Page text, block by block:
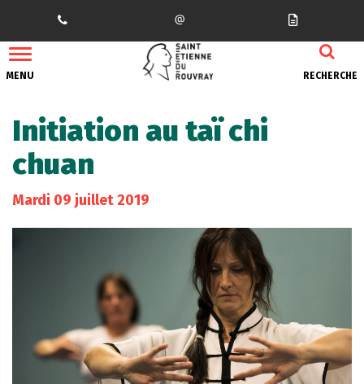
MENU RECHERCHE
Initiation au taï chi
chuan
Mardi 09 juillet 2019